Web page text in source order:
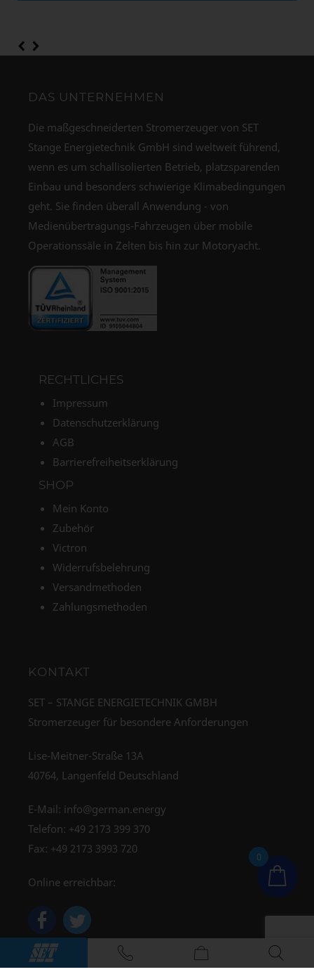
DAS UNTERNEHMEN
Die maßgeschneiderten Stromerzeuger von SET
Stange Energietechnik GmbH sind weltweit führend,
wenn es um schallisolierten Betrieb, platzsparenden
Einbau und besonders schwierige Klimabedingungen
geht. Sie finden überall Anwendung - von
Medienübertragungs-Fahrzeugen über mobile
Operationssäle in Zelten bis hin zur Motoryacht.
RECHTLICHES
Impressum
Datenschutzerklärung
AGB
Barrierefreiheitserklärung
SHOP
Mein Konto
Zubehör
Victron
Widerrufsbelehrung
Versandmethoden
Zahlungsmethoden
KONTAKT
SET – STANGE ENERGIETECHNIK GMBH
Stromerzeuger für besondere Anforderungen
Lise-Meitner-Straße 13A
40764, Langenfeld Deutschland
E-Mail: info@german.energy
Telefon: +49 2173 399 370
Fax: +49 2173 3993 720
Online erreichbar:
0